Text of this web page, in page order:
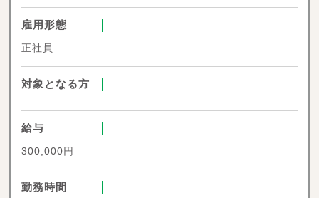
雇用形態
正社員
対象となる方
給与
300,000円
勤務時間